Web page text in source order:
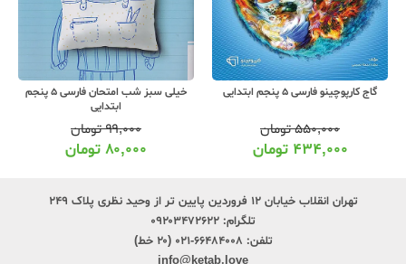
خیلی سبز شب امتحان فارسی 5 پنجم
۹۹,۰۰۰تومان
۸۰,۰۰۰تومان
خواندنی آموزکار فارسی 5 پنجم ابتدایی
۳۹۵,۰۰۰تومان
۳۱۲,۰۰۰تومان
تهران انقلاب خیابان ۱۲ فروردین پایین تر از وحید نظری پلاک ۲۴۹
تلگرام: ۰۹۲۰۳۴۷۲۶۲۲
تلفن: ۶۶۴۸۴۰۰۸-۰۲۱ (۲۰ خط)